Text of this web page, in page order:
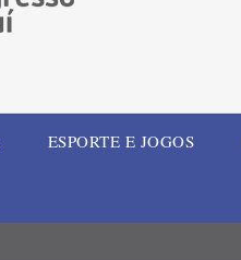
ESPORTE E JOGOS